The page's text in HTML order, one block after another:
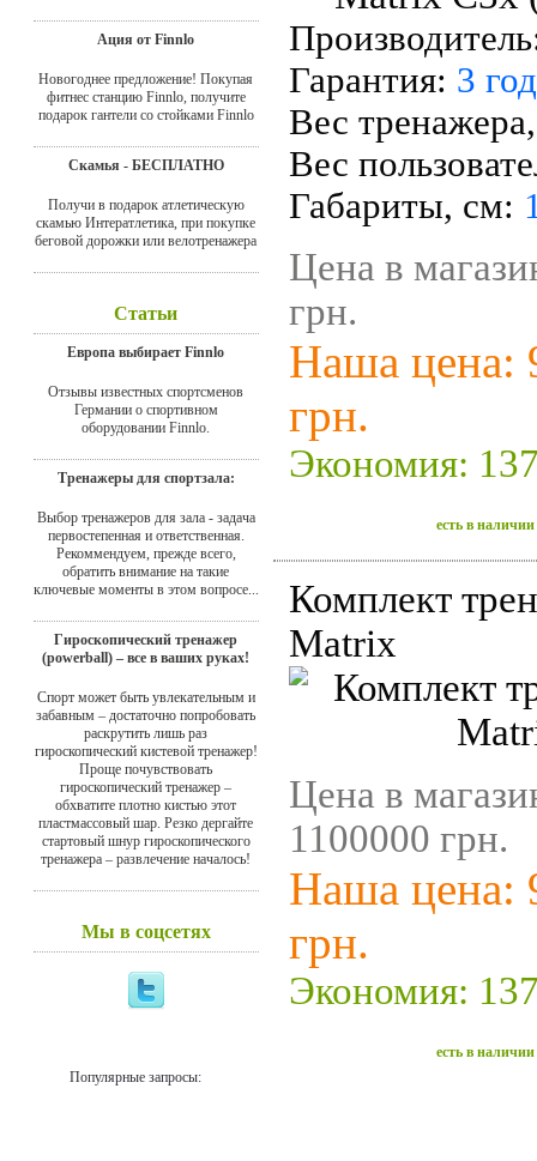
Ация от Finnlo
Новогоднее предложение! Покупая
фитнес станцию Finnlo, получите
подарок гантели со стойками Finnlo
Скамья - БЕСПЛАТНО
Получи в подарок атлетическую
скамью Интератлетика, при покупке
беговой дорожки или велотренажера
Статьи
Европа выбирает Finnlo
Отзывы известных спортсменов
Германии о спортивном
оборудовании Finnlo.
Тренажеры для спортзала:
Выбор тренажеров для зала - задача
первостепенная и ответственная.
Рекоммендуем, прежде всего,
обратить внимание на такие
ключевые моменты в этом вопросе...
Гироскопический тренажер
(powerball) – все в ваших руках!
Спорт может быть увлекательным и
забавным – достаточно попробовать
раскрутить лишь раз
гироскопический кистевой тренажер!
Проще почувствовать
гироскопический тренажер –
обхватите плотно кистью этот
пластмассовый шар. Резко дергайте
стартовый шнур гироскопического
тренажера – развлечение началось!
Мы в соцсетях
Популярные запросы:
Гарантия: 3
Вес
Вес
Габариты, см:
Цена в
грн.
Наша цена:
грн.
Экономия:
есть в наличии
Комплект
Matrix
Цена в
1100000 грн.
Наша цена:
грн.
Экономия:
есть в наличии